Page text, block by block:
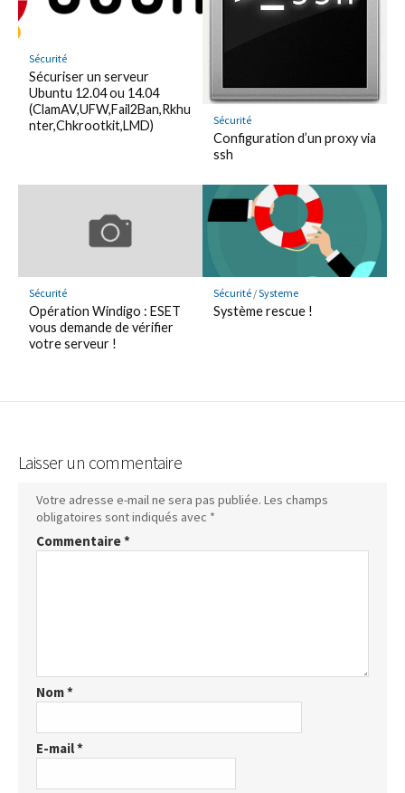
Sécurité
Sécuriser un serveur
Ubuntu 12.04 ou 14.04
(ClamAV,UFW,Fail2Ban,Rkhu
nter,Chkrootkit,LMD)
Sécurité
Configuration d’un proxy via
ssh
Sécurité
Opération Windigo : ESET
vous demande de vérifier
votre serveur !
Sécurité/Systeme
Système rescue !
Laisser un commentaire
Votre adresse e-mail ne sera pas publiée. Les champs
obligatoires sont indiqués avec *
Commentaire*
Nom*
E-mail*